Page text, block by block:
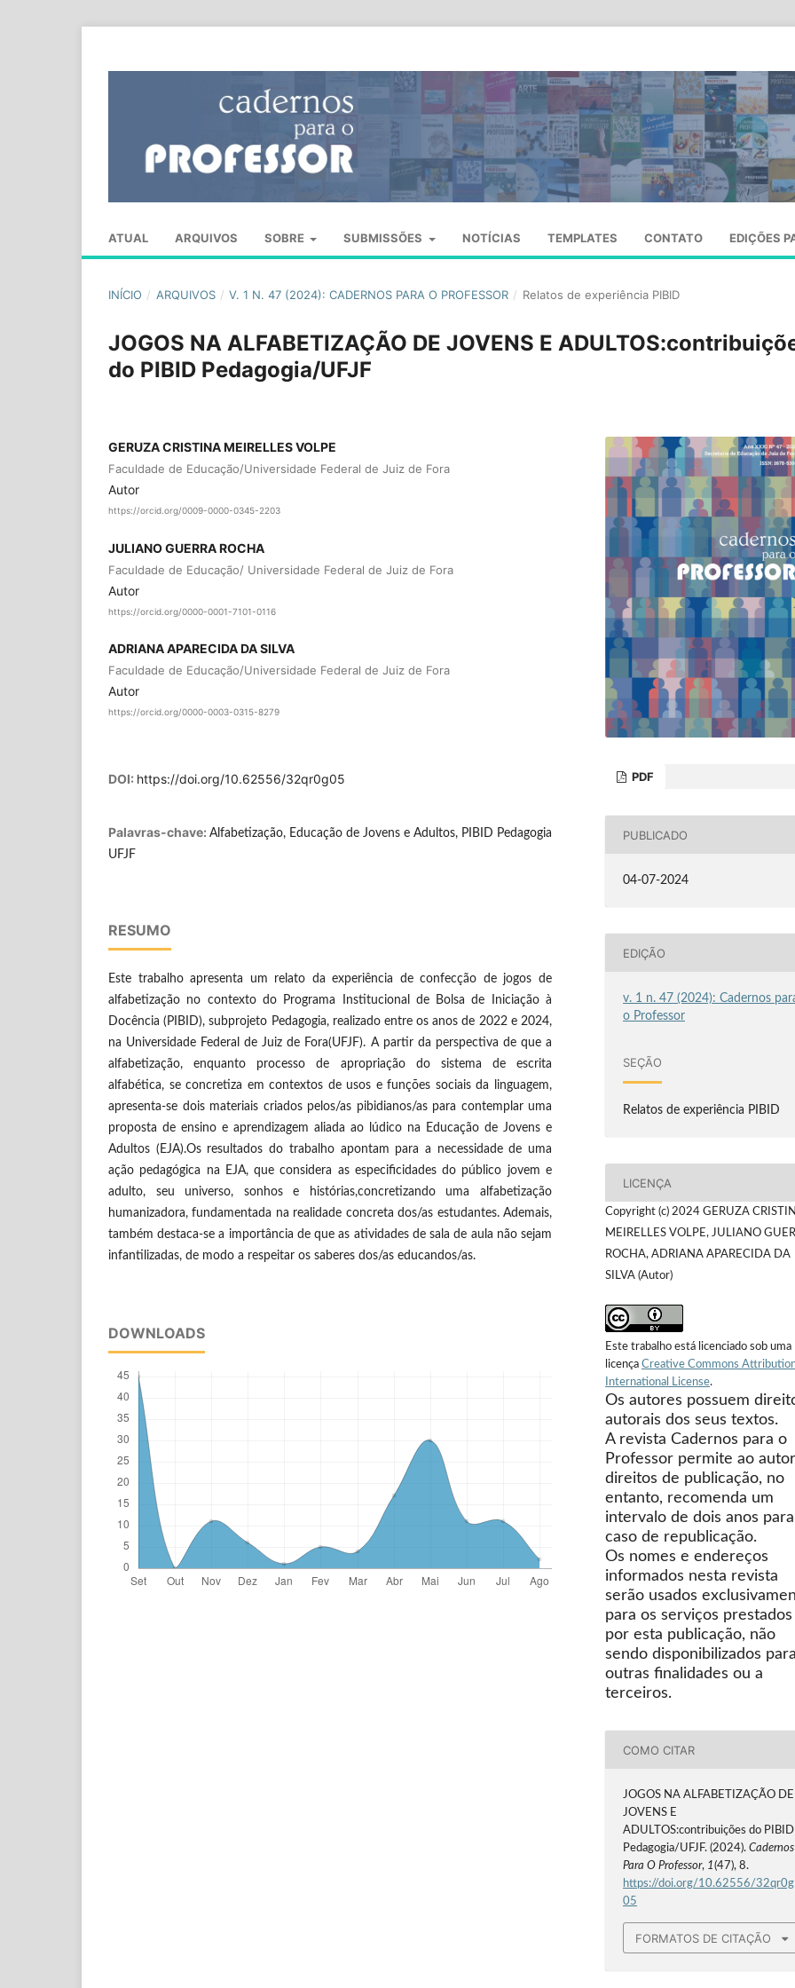
ATUAL ARQUIVOS SOBRE SUBMISSÕES NOTÍCIAS TEMPLATES CONTATO EDIÇÕES
INÍCIO / ARQUIVOS / V. 1 N. 47 (2024): CADERNOS PARA O PROFESSOR / Relatos de experiência PIBID
JOGOS NA ALFABETIZAÇÃO DE JOVENS E
do PIBID Pedagogia/UFJF
GERUZA CRISTINA MEIRELLES VOLPE
Faculdade de Educação/Universidade Federal de Juiz de Fora
Autor
https://orcid.org/0009-0000-0345-2203
JULIANO GUERRA ROCHA
Faculdade de Educação/ Universidade Federal de Juiz de Fora
Autor
https://orcid.org/0000-0001-7101-0116
ADRIANA APARECIDA DA SILVA
Faculdade de Educação/Universidade Federal de Juiz de Fora
Autor
https://orcid.org/0000-0003-0315-8279
DOI: https://doi.org/10.62556/32qr0g05
Palavras-chave: Alfabetização, Educação de Jovens e Adultos, PIBID Pedagogia
UFJF
RESUMO
Este trabalho apresenta um relato da experiência de confecção de jogos de
alfabetização no contexto do Programa Institucional de Bolsa de Iniciação à
Docência (PIBID), subprojeto Pedagogia, realizado entre os anos de 2022 e 2024,
na Universidade Federal de Juiz de Fora(UFJF). A partir da perspectiva de que a
alfabetização, enquanto processo de apropriação do sistema de escrita
alfabética, se concretiza em contextos de usos e funções sociais da linguagem,
apresenta-se dois materiais criados pelos/as pibidianos/as para contemplar uma
proposta de ensino e aprendizagem aliada ao lúdico na Educação de Jovens e
Adultos (EJA).Os resultados do trabalho apontam para a necessidade de uma
ação pedagógica na EJA, que considera as especificidades do público jovem e
adulto, seu universo, sonhos e histórias,concretizando uma alfabetização
humanizadora, fundamentada na realidade concreta dos/as estudantes. Ademais,
também destaca-se a importância de que as atividades de sala de aula não sejam
infantilizadas, de modo a respeitar os saberes dos/as educandos/as.
DOWNLOADS
PDF
PUBLICADO
04-07-2024
EDIÇÃO
v. 1 n. 47 (2024): Cadernos
o Professor
SEÇÃO
Relatos de experiência PIBID
LICENÇA
Copyright (c) 2024 GERUZA
MEIRELLES VOLPE, JULIANO
ROCHA, ADRIANA APARECIDA DA
SILVA (Autor)
Este trabalho está licenciado sob uma
licença Creative Commons
International License.
Os autores possuem
autorais dos seus textos.
A revista Cadernos para o
Professor permite ao
direitos de publicação, no
entanto, recomenda um
intervalo de dois anos
caso de republicação.
Os nomes e endereços
informados nesta revista
serão usados
para os serviços prestados
por esta publicação, não
sendo disponibilizados para
outras finalidades ou a
terceiros.
COMO CITAR
JOGOS NA ALFABETIZAÇÃO DE
JOVENS E
ADULTOS:contribuições do PIBID
Pedagogia/UFJF. (2024).Cadernos
Para O Professor, 1(47), 8.
https://doi.org/10.62556/32qr0g
05
FORMATOS DE CITAÇÃO